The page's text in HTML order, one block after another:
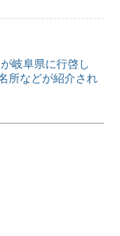
岐阜県に行啓し
所などが紹介され